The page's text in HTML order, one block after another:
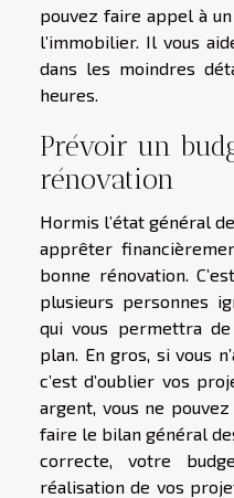
pouvez faire appel à
l’immobilier. Il vous
dans les moindres
heures.
Prévoir un
rénovation
Hormis l’état général
apprêter
bonne rénovation.
plusieurs personnes
qui vous permettra
plan. En gros, si vous
c’est d’oublier vos
argent, vous ne
faire le bilan général
correcte, votre
réalisation de vos